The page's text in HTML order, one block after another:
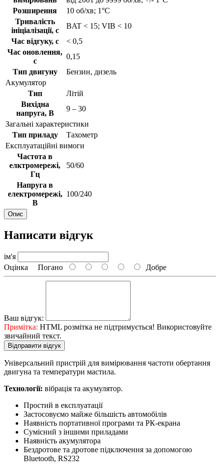
Розширення
10 об/хв; 1°C
Тривалість
ініціалізації, с
BAT < 15; VIB < 10
Час відгуку, с
< 0,5
Час оновлення,
с
0,15
Тип двигуну
Бензин, дизель
Акумулятор
Тип
Літій
Вихідна
напруга, В
9 – 30
Загальні характеристики
Тип приладу
Тахометр
Експлуатаційні вимоги
Частота в
елктромережі,
Гц
50/60
Напруга в
електромережі,
В
100/240
Опис
Написати відгук
ім'я
Оцінка Погано Добре
Ваш відгук:
Примітка: HTML розмітка не підтримується! Використовуйте
звичайний текст.
Відправити відгук
Універсальний пристрій для вимірювання частоти обертання
двигуна та температури мастила.
Технології: вібрація та акумулятор.
Простий в експлуатації
Застосовуємо майже більшість автомобілів
Наявність портативної програми та РК-екрана
Сумісний з іншими приладами
Наявність акумулятора
Бездротове та дротове підключення за допомогою
Bluetooth, RS232